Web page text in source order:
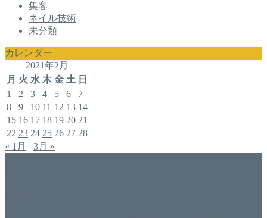
集客
ネイル技術
未分類
カレンダー
2021年2月
月 火 水 木 金 土 日
1
2 3 4 5 6
7
8
9 10 11 12 13 14
15 16 17 18 19 20 21
22 23 24 25 26 27 28
« 1月
3月 »